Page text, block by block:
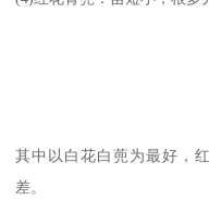
其中以白花白蔸为最好，
差。